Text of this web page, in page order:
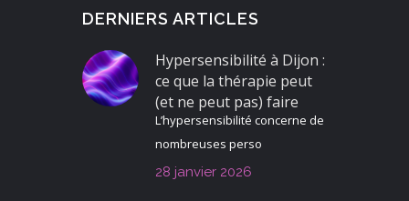
DERNIERS ARTICLES
Hypersensibilité à Dijon :
ce que la thérapie peut
(et ne peut pas) faire
L’hypersensibilité concerne de
nombreuses perso
28 janvier 2026